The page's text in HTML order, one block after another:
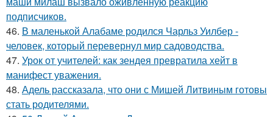
подписчиков.
46. В маленькой Алабаме родился Чарльз Уилбер -
человек, который перевернул мир садоводства.
47. Урок от учителей: как зендея превратила хейт в
манифест уважения.
48. Адель рассказала, что они с Мишей Литвиным готовы
стать родителями.